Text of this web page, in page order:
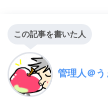
この記事を書いた人
管理人＠う